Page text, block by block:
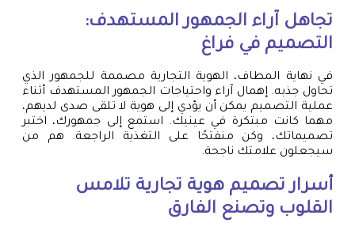
تجاهل آراء الجمهور المستهدف:
التصميم في فراغ
في نهاية المطاف، الهوية التجارية مصممة للجمهور الذي
تحاول جذبه. إهمال آراء واحتياجات الجمهور المستهدف أثناء
عملية التصميم يمكن أن يؤدي إلى هوية لا تلقى صدى لديهم،
مهما كانت مبتكرة في عينيك. استمع إلى جمهورك، اختبر
تصميماتك، وكن منفتحًا على التغذية الراجعة. هم من
سيجعلون علامتك ناجحة.
أسرار تصميم هوية تجارية تلامس
القلوب وتصنع الفارق